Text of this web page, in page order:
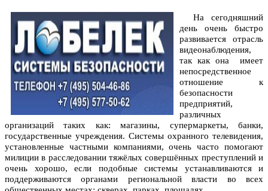
На сегодняшний
день очень быстро
развивается отрасль
видеонаблюдения,
так как она имеет
непосредственное
отношение к
безопасности
предприятий,
различных
организаций таких как: магазины, супермаркеты, банки,
государственные учреждения. Системы охранного телевидения,
установленные частными компаниями, очень часто помогают
милиции в расследовании тяжёлых совершённых преступлений и
очень хорошо, если подобные системы устанавливаются и
поддерживаются органами региональной власти во всех